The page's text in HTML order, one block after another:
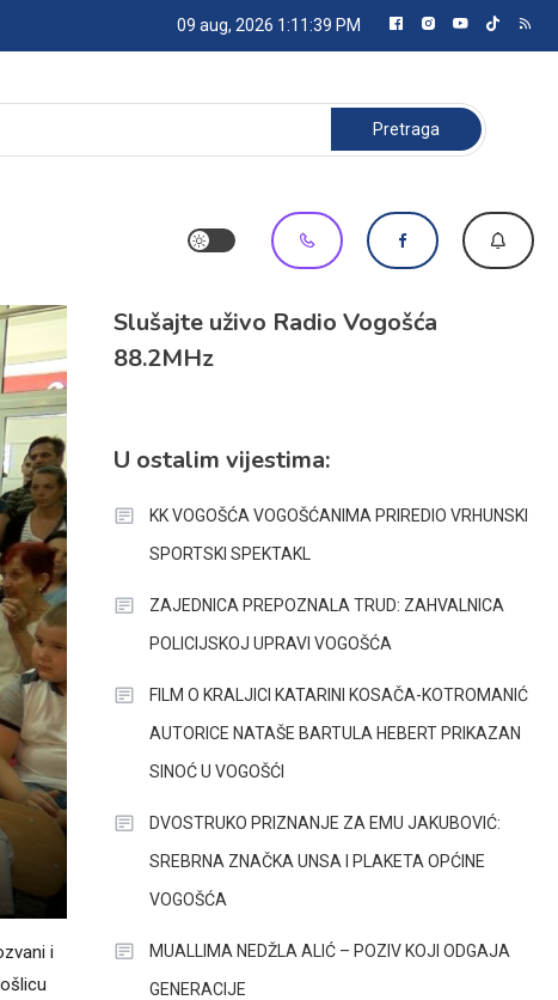
09 aug, 2026 1:11:40 PM
Pretraga:
i
Slušajte uživo Radio Vogošća
88.2MHz
U ostalim vijestima:
KK VOGOŠĆA VOGOŠĆANIMA PRIREDIO VRHUNSKI
SPORTSKI SPEKTAKL
ZAJEDNICA PREPOZNALA TRUD: ZAHVALNICA
POLICIJSKOJ UPRAVI VOGOŠĆA
FILM O KRALJICI KATARINI KOSAČA-KOTROMANIĆ
AUTORICE NATAŠE BARTULA HEBERT PRIKAZAN
SINOĆ U VOGOŠĆI
DVOSTRUKO PRIZNANJE ZA EMU JAKUBOVIĆ:
SREBRNA ZNAČKA UNSA I PLAKETA OPĆINE
VOGOŠĆA
MUALLIMA NEDŽLA ALIĆ – POZIV KOJI ODGAJA
GENERACIJE